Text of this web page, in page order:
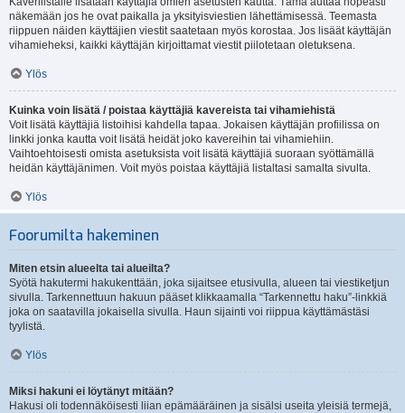
näkemään jos he ovat paikalla ja yksityisviestien lähettämisessä. Teemasta
riippuen näiden käyttäjien viestit saatetaan myös korostaa. Jos lisäät käyttäjän
vihamieheksi, kaikki käyttäjän kirjoittamat viestit piilotetaan oletuksena.
Ylös
Kuinka voin lisätä / poistaa käyttäjiä kavereista tai vihamiehistä
Voit lisätä käyttäjiä listoihisi kahdella tapaa. Jokaisen käyttäjän profiilissa on
linkki jonka kautta voit lisätä heidät joko kavereihin tai vihamiehiin.
Vaihtoehtoisesti omista asetuksista voit lisätä käyttäjiä suoraan syöttämällä
heidän käyttäjänimen. Voit myös poistaa käyttäjiä listaltasi samalta sivulta.
Ylös
Foorumilta hakeminen
Miten etsin alueelta tai alueilta?
Syötä hakutermi hakukenttään, joka sijaitsee etusivulla, alueen tai viestiketjun
sivulla. Tarkennettuun hakuun pääset klikkaamalla “Tarkennettu haku”-linkkiä
joka on saatavilla jokaisella sivulla. Haun sijainti voi riippua käyttämästäsi
tyylistä.
Ylös
Miksi hakuni ei löytänyt mitään?
Hakusi oli todennäköisesti liian epämääräinen ja sisälsi useita yleisiä termejä,